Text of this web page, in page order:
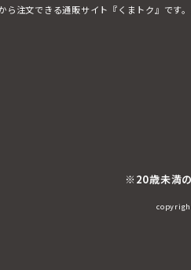
ら注文できる通販サイト『くまトク』です
※20歳未満の